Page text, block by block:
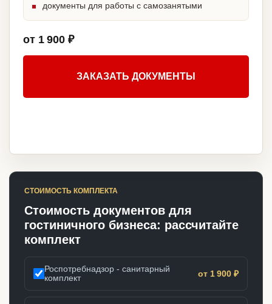
документы для работы с самозанятыми
от 1 900 ₽
ЗАКАЗАТЬ ДОКУМЕНТЫ
СТОИМОСТЬ КОМПЛЕКТА
Стоимость документов для
гостиничного бизнеса: рассчитайте
комплект
Роспотребнадзор - санитарный
комплект
от 1 900 ₽